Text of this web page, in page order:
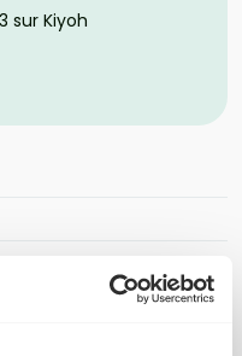
sur Kiyoh
99334026